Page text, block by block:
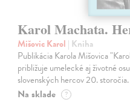
Karol Machata.
Mišovic Karol | Kniha
Publikácia Karola Mišovica
približuje umelecké aj životné
slovenských hercov 20. storočia.
Na sklade ?